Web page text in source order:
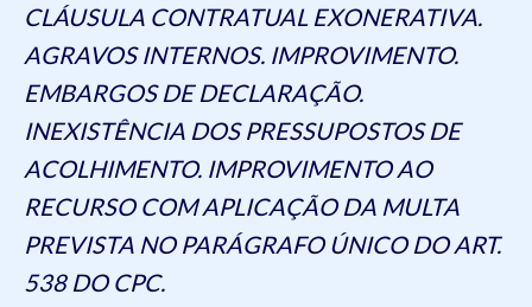
CLÁUSULA CONTRATUAL EXONERATIVA.
AGRAVOS INTERNOS. IMPROVIMENTO.
EMBARGOS DE DECLARAÇÃO.
INEXISTÊNCIA DOS PRESSUPOSTOS DE
ACOLHIMENTO. IMPROVIMENTO AO
RECURSO COM APLICAÇÃO DA MULTA
PREVISTA NO PARÁGRAFO ÚNICO DO ART.
538 DO CPC.